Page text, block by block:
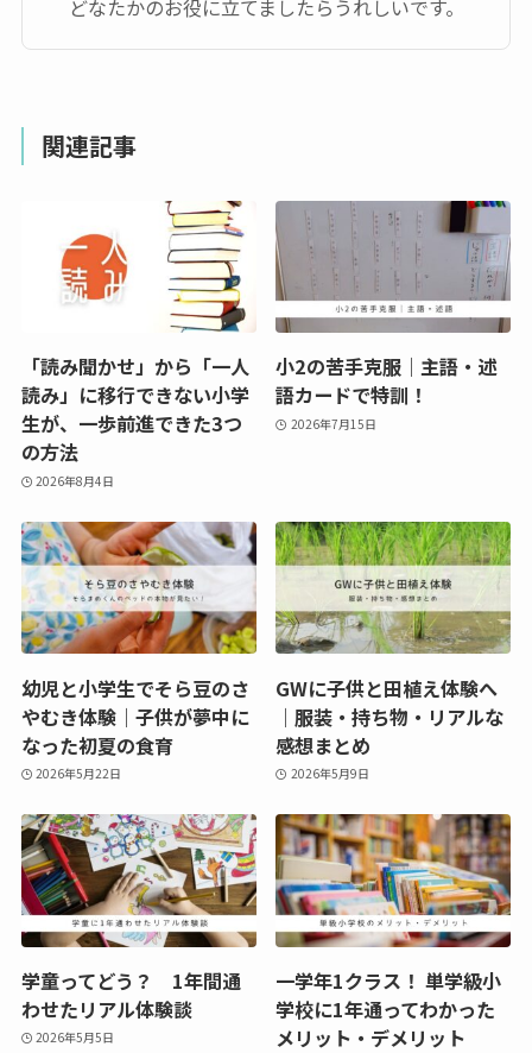
どなたかのお役に立てましたらうれしいです。
関連記事
「読み聞かせ」から「一人
読み」に移行できない小学
生が、一歩前進できた3つ
の方法
2026年8月4日
小2の苦手克服｜主語・述
語カードで特訓！
2026年7月15日
幼児と小学生でそら豆のさ
やむき体験｜子供が夢中に
なった初夏の食育
2026年5月22日
GWに子供と田植え体験へ
｜服装・持ち物・リアルな
感想まとめ
2026年5月9日
学童ってどう？ 1年間通
わせたリアル体験談
2026年5月5日
一学年1クラス！ 単学級小
学校に1年通ってわかった
メリット・デメリット